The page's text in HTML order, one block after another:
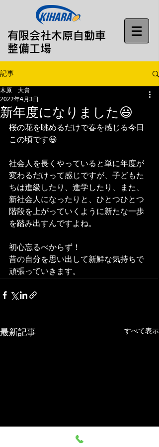
​有限会社木原自動車
整備工場
記事
新年度になりました😃
木原 大貴
2022年4月3日
桜の花を眺めるだけで春を感じる今日
この頃です😃
社会人を長くやっていると単に年度が
変わるだけって感じですが、子どもた
ちは進級したり、進学したり、また、
新社会人になったりと、ひとつひとつ
階段を上がっていくように新たな一歩
を踏み出すんですよね。
初心忘るべからず！
昔の自分を思い出して新鮮な気持ちで
頑張っていきます。
最新記事 すべて表示